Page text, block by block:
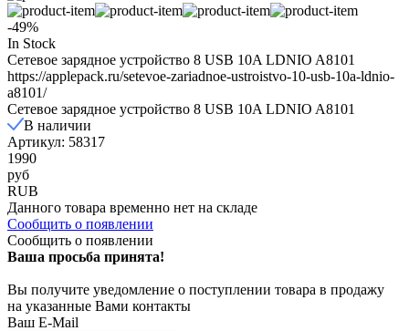
-49%
In Stock
Сетевое зарядное устройство 8 USB 10A LDNIO A8101
https://applepack.ru/setevoe-zariadnoe-ustroistvo-10-usb-10a-ldnio-
a8101/
Сетевое зарядное устройство 8 USB 10A LDNIO A8101
В наличии
Артикул: 58317
1990
руб
RUB
Данного товара временно нет на складе
Сообщить о появлении
Сообщить о появлении
Ваша просьба принята!
Вы получите уведомление о поступлении товара в продажу
на указанные Вами контакты
Ваш E-Mail